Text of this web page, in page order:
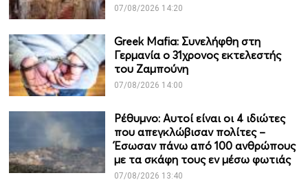
07/08/2026 14:20
Greek Mafia: Συνελήφθη στη
Γερμανία ο 31χρονος εκτελεστής
του Ζαμπούνη
07/08/2026 14:00
Ρέθυμνο: Αυτοί είναι οι 4 ιδιώτες
που απεγκλώβισαν πολίτες –
Έσωσαν πάνω από 100 ανθρώπους
με τα σκάφη τους εν μέσω φωτιάς
07/08/2026 13:40